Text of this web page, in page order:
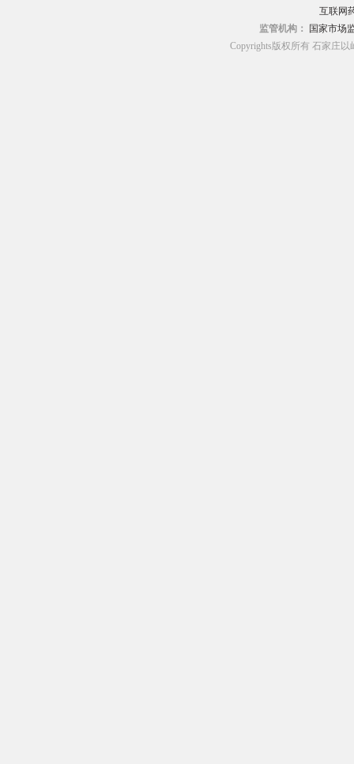
互联网
监管机构：
国家市场
Copyrights版权所有 石家庄